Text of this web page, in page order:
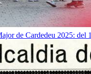
de Cardedeu 2025: del